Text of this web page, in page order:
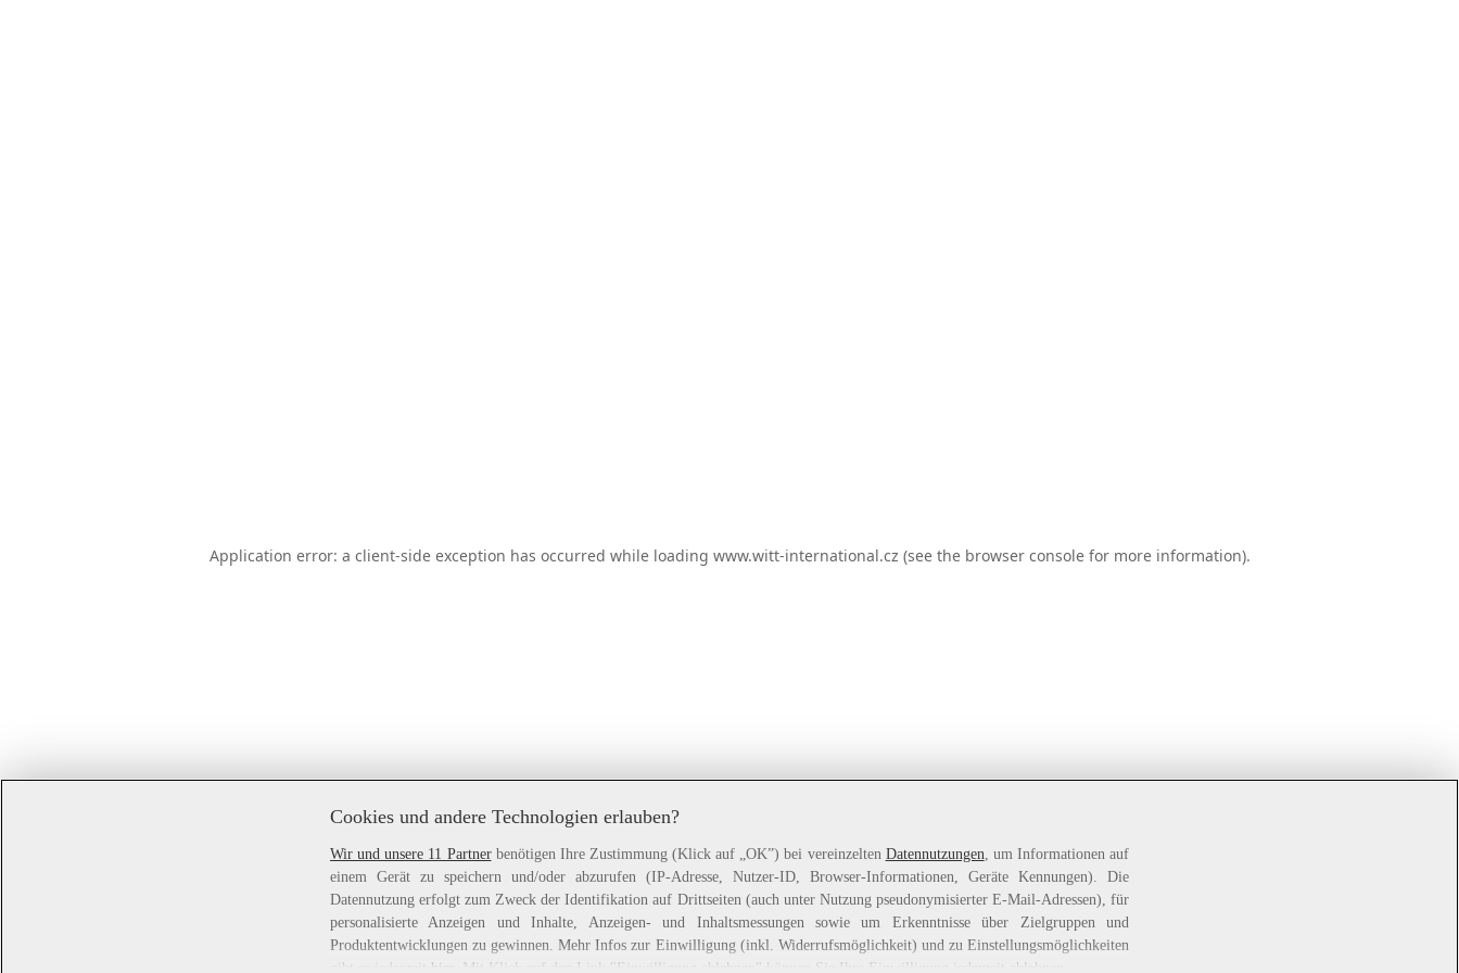
Application error: a client-side exception has occurred while loading www.witt-international.cz (see the browser consolefor more information).
Cookies und andere Technologien erlauben?
Wir und unsere 11 Partnerbenötigen Ihre Zustimmung (Klick auf „OK”) bei vereinzelten Datennutzungen , um Informationen auf
einem Gerät zu speichern und/oder abzurufen (IP-Adresse, Nutzer-ID, Browser-Informationen, Geräte Kennungen). Die
Datennutzung erfolgt zum Zweck der Identifikation auf Drittseiten (auch unter Nutzung pseudonymisierter E-Mail-Adressen), für
personalisierte Anzeigen und Inhalte, Anzeigen- und Inhaltsmessungen sowie um Erkenntnisse über Zielgruppen und
Produktentwicklungen zu gewinnen. Mehr Infos zur Einwilligung (inkl. Widerrufsmöglichkeit) und zu Einstellungsmöglichkeiten
gibt es jederzeit hier . Mit Klick auf den Link "Einwilligung ablehnen" können Sie Ihre Einwilligung jederzeit ablehnen.